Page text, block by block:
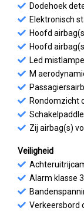
Dodehoek
Elektronisch
Hoofd
Hoofd
Led
M
Rondomzicht
Zij airbag(s)
Veiligheid
Alarm klasse 3
Verkeersbord